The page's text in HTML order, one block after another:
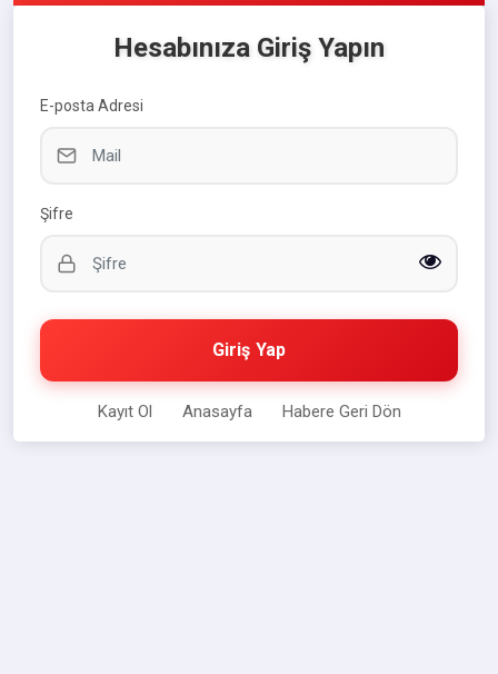
Hesabınıza Giriş Yapın
E-posta Adresi
Şifre
Giriş Yap
Kayıt Ol Anasayfa Habere Geri Dön